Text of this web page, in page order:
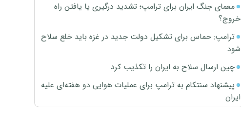
معمای جنگ ایران برای ترامپ؛ تشدید درگیری یا یافتن راه
خروج؟
ترامپ: حماس برای تشکیل دولت جدید در غزه باید خلع سلاح
شود
چین ارسال سلاح به ایران را تکذیب کرد
پیشنهاد سنتکام به ترامپ برای عملیات هوایی دو هفته‌ای علیه
ایران